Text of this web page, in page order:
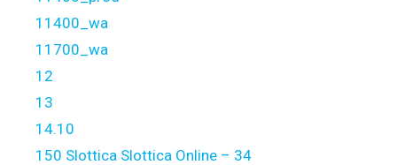
11400_wa
11700_wa
12
13
14.10
150 Slottica Slottica Online – 34